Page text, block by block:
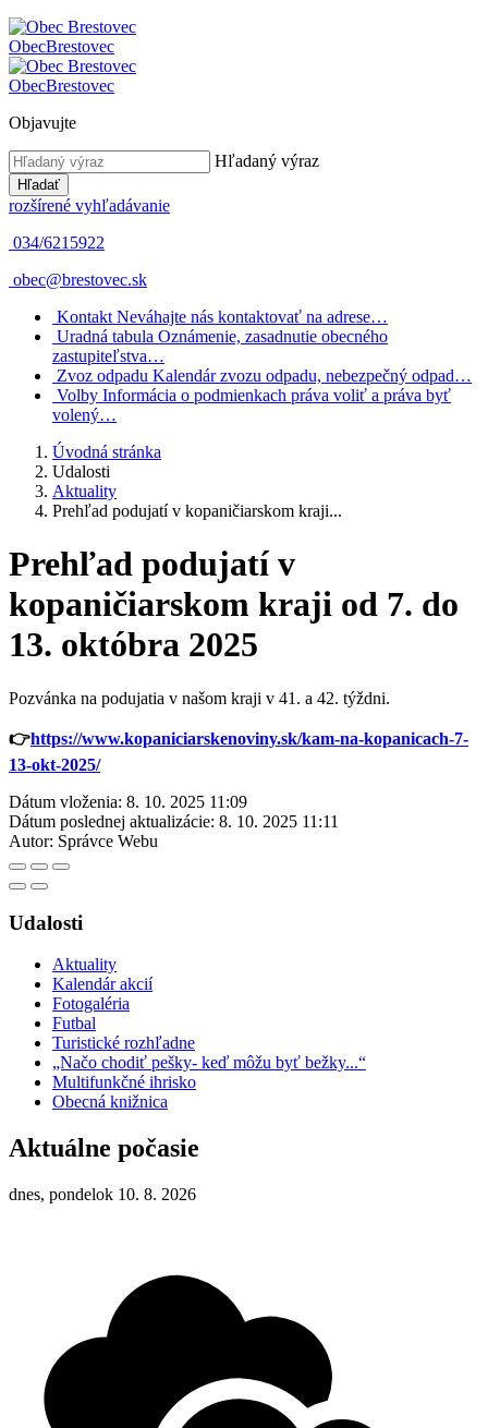
ObecBrestovec
ObecBrestovec
Objavujte
Hľadaný výraz
Hľadať
rozšírené vyhľadávanie
034/6215922
obec@brestovec.sk
Kontakt Neváhajte nás kontaktovať na adrese…
Uradná tabula Oznámenie, zasadnutie obecného
zastupiteľstva…
Zvoz odpadu Kalendár zvozu odpadu, nebezpečný odpad…
Volby Informácia o podmienkach práva voliť a práva byť
volený…
Úvodná stránka
Udalosti
Aktuality
Prehľad podujatí v kopaničiarskom kraji...
Prehľad podujatí v
kopaničiarskom kraji od 7. do
13. októbra 2025
Pozvánka na podujatia v našom kraji v 41. a 42. týždni.
👉https://www.kopaniciarskenoviny.sk/kam-na-kopanicach-7-
13-okt-2025/
Dátum vloženia: 8. 10. 2025 11:09
Dátum poslednej aktualizácie: 8. 10. 2025 11:11
Autor: Správce Webu
Udalosti
Aktuality
Kalendár akcií
Fotogaléria
Futbal
Turistické rozhľadne
„Načo chodiť pešky- keď môžu byť bežky...“
Multifunkčné ihrisko
Obecná knižnica
Aktuálne počasie
dnes, pondelok 10. 8. 2026